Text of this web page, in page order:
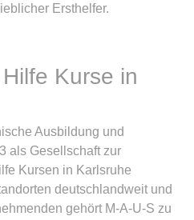
Ersthelfer.
Kurse in
Ausbildung und
als Gesellschaft zur
Kursen in Karlsruhe
deutschlandweit und
gehört M-A-U-S zu